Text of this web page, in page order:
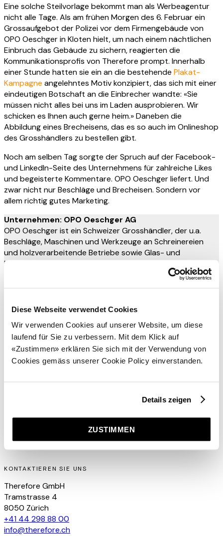
Diese Webseite verwendet Cookies
Wir verwenden Cookies auf unserer Website, um diese
laufend für Sie zu verbessern. Mit dem Klick auf
«Zustimmen» erklären Sie sich mit der Verwendung von
Cookies gemäss unserer Cookie Policy einverstanden.
Details zeigen
ZUSTIMMEN
Eine solche Steilvorlage bekommt man als Werbeagentur
nicht alle Tage. Als am frühen Morgen des 6. Februar ein
Grossaufgebot der Polizei vor dem Firmengebäude von
OPO Oeschger in Kloten hielt, um nach einem nächtlichen
Einbruch das Gebäude zu sichern, reagierten die
Kommunikationsprofis von Therefore prompt. Innerhalb
einer Stunde hatten sie ein an die bestehende Plakat-
Kampagne angelehntes Motiv konzipiert, das sich mit einer
eindeutigen Botschaft an die Einbrecher wandte: «Sie
müssen nicht alles bei uns im Laden ausprobieren. Wir
schicken es Ihnen auch gerne heim.» Daneben die
Abbildung eines Brecheisens, das es so auch im Onlineshop
des Grosshändlers zu bestellen gibt.
Noch am selben Tag sorgte der Spruch auf der Facebook-
und LinkedIn-Seite des Unternehmens für zahlreiche Likes
und begeisterte Kommentare. OPO Oeschger liefert. Und
zwar nicht nur Beschläge und Brecheisen. Sondern vor
allem richtig gutes Marketing.
Unternehmen: OPO Oeschger AG
OPO Oeschger ist ein Schweizer Grosshändler, der u.a.
Beschläge, Maschinen und Werkzeuge an Schreinereien
und holzverarbeitende Betriebe sowie Glas- und
Metallbaufirmen verkauft. Das Unternehmen wurde 1926
Lust auf ein gemeinsames Projekt?
Rufen Sie uns anoder schreiben Sie uns eineE-Mail. Oder
kommen Sie einfach vorbei und lassen Sie uns bei einer
KONTAKTIEREN SIE UNS
Therefore GmbH
Tramstrasse 4
8050 Zürich
+41 44 298 88 00
info@therefore.ch